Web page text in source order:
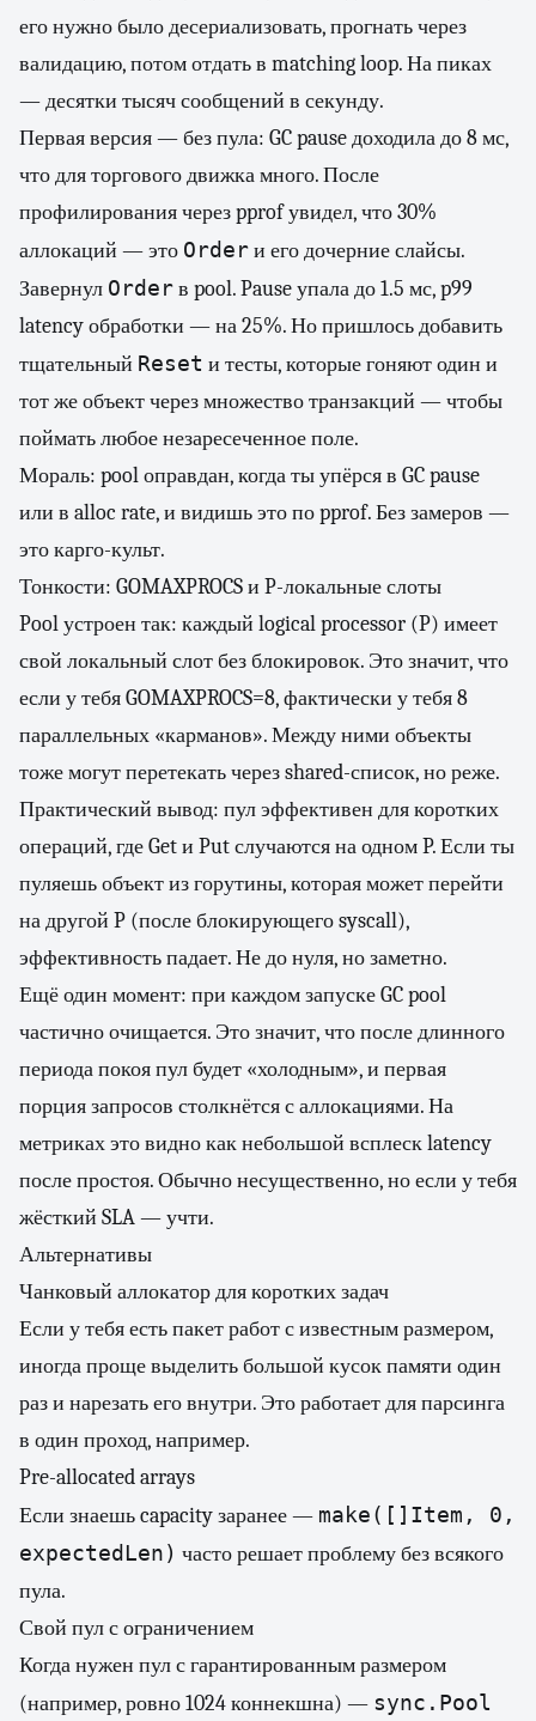
его нужно было десериализовать, прогнать через
валидацию, потом отдать в matching loop. На пиках
— десятки тысяч сообщений в секунду.
Первая версия — без пула: GC pause доходила до 8 мс,
что для торгового движка много. После
профилирования через pprof увидел, что 30%
аллокаций — это Orderи его дочерние слайсы.
Завернул Orderв pool. Pause упала до 1.5 мс, p99
latency обработки — на 25%. Но пришлось добавить
тщательный Reset и тесты, которые гоняют один и
тот же объект через множество транзакций — чтобы
поймать любое незаресеченное поле.
Мораль: pool оправдан, когда ты упёрся в GC pause
или в alloc rate, и видишь это по pprof. Без замеров —
это карго-культ.
Тонкости: GOMAXPROCS и P-локальные слоты
Pool устроен так: каждый logical processor (P) имеет
свой локальный слот без блокировок. Это значит, что
если у тебя GOMAXPROCS=8, фактически у тебя 8
параллельных «карманов». Между ними объекты
тоже могут перетекать через shared-список, но реже.
Практический вывод: пул эффективен для коротких
операций, где Get и Put случаются на одном P. Если ты
пуляешь объект из горутины, которая может перейти
на другой P (после блокирующего syscall),
эффективность падает. Не до нуля, но заметно.
Ещё один момент: при каждом запуске GC pool
частично очищается. Это значит, что после длинного
периода покоя пул будет «холодным», и первая
порция запросов столкнётся с аллокациями. На
метриках это видно как небольшой всплеск latency
после простоя. Обычно несущественно, но если у тебя
жёсткий SLA — учти.
Альтернативы
Чанковый аллокатор для коротких задач
Если у тебя есть пакет работ с известным размером,
иногда проще выделить большой кусок памяти один
раз и нарезать его внутри. Это работает для парсинга
в один проход, например.
Pre-allocated arrays
Если знаешь capacity заранее — make([]Item, 0,
expectedLen) часто решает проблему без всякого
пула.
Свой пул с ограничением
Когда нужен пул с гарантированным размером
(например, ровно 1024 коннекшна) — sync.Pool